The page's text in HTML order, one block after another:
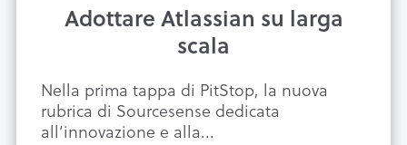
Adottare Atlassian su larga
scala
Nella prima tappa di PitStop, la nuova
rubrica di Sourcesense dedicata
all’innovazione e alla...